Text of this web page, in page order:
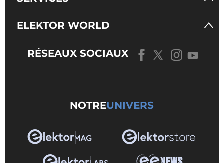
ELEKTOR WORLD
RÉSEAUX SOCIAUX
NOTREUNIVERS